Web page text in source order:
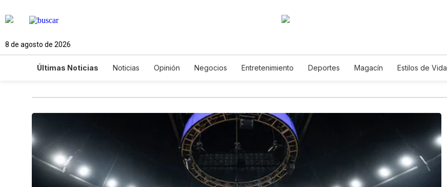
8 de agosto de 2026
Últimas Noticias Noticias Opinión Negocios Entretenimiento Deportes Magacín Estilos de Vida